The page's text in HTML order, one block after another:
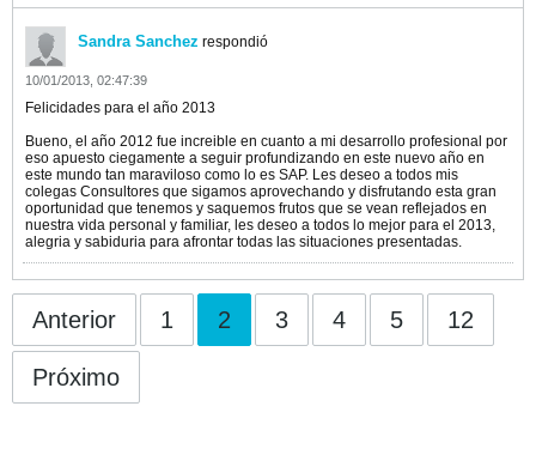
Sandra Sanchez respondió
10/01/2013, 02:47:39
Felicidades para el año 2013
Bueno, el año 2012 fue increible en cuanto a mi desarrollo profesional por
eso apuesto ciegamente a seguir profundizando en este nuevo año en
este mundo tan maraviloso como lo es SAP. Les deseo a todos mis
colegas Consultores que sigamos aprovechando y disfrutando esta gran
oportunidad que tenemos y saquemos frutos que se vean reflejados en
nuestra vida personal y familiar, les deseo a todos lo mejor para el 2013,
alegria y sabiduria para afrontar todas las situaciones presentadas.
Anterior 1 2 3 4 5 12
Próximo